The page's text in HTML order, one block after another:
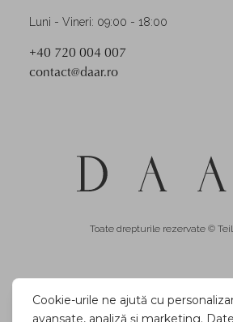
Luni - Vineri: 09:00 - 18:00
+40 720 004 007
contact@daar.ro
Toate drepturile rezervate ©